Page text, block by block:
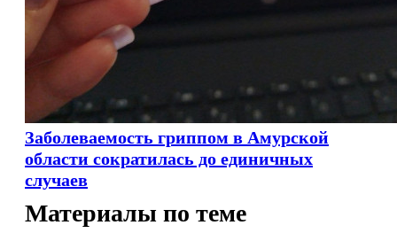
Заболеваемость гриппом в Амурской
области сократилась до единичных
случаев
Материалы по теме